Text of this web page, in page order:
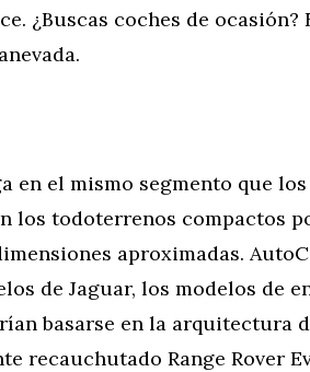
¿Buscas coches de ocasión?
en el mismo segmento que los
los todoterrenos compactos
aproximadas.
de Jaguar, los modelos de
basarse en la arquitectura
recauchutado Range Rover